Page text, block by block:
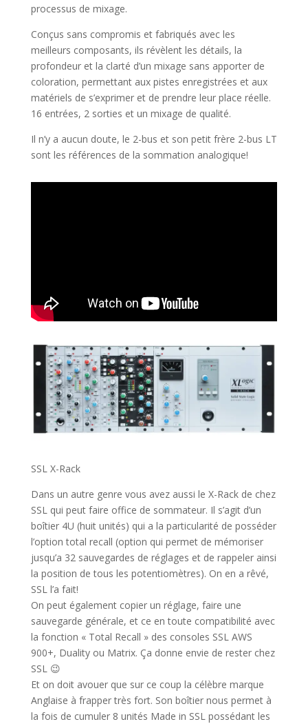
processus de mixage.
Conçus sans compromis et fabriqués avec les
meilleurs composants, ils révèlent les détails, la
profondeur et la clarté d’un mixage sans apporter de
coloration, permettant aux pistes enregistrées et aux
matériels de s’exprimer et de prendre leur place réelle.
16 entrées, 2 sorties et un mixage de qualité.
Il n’y a aucun doute, le 2-bus et son petit frère 2-bus LT
sont les références de la sommation analogique!
SSL X-Rack
Dans un autre genre vous avez aussi le X-Rack de chez
SSL qui peut faire office de sommateur. Il s’agit d’un
boîtier 4U (huit unités) qui a la particularité de posséder
l’option total recall (option qui permet de mémoriser
jusqu’a 32 sauvegardes de réglages et de rappeler ainsi
la position de tous les potentiomètres). On en a rêvé,
SSL l’a fait!
On peut également copier un réglage, faire une
sauvegarde générale, et ce en toute compatibilité avec
la fonction « Total Recall » des consoles SSL AWS
900+, Duality ou Matrix. Ça donne envie de rester chez
SSL 😉
Et on doit avouer que sur ce coup la célèbre marque
Anglaise à frapper très fort. Son boîtier nous permet à
la fois de cumuler 8 unités Made in SSL possédant les